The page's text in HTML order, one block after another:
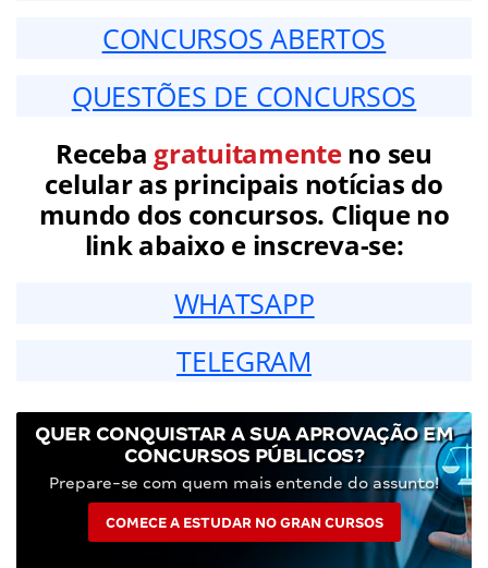
CONCURSOS ABERTOS
QUESTÕES DE CONCURSOS
Receba gratuitamenteno seu
celular as principais notícias do
mundo dos concursos. Clique no
link abaixo e inscreva-se:
WHATSAPP
TELEGRAM
QUER CONQUISTAR A SUA APROVAÇÃO EM
CONCURSOS PÚBLICOS?
Prepare-se com quem mais entende do assunto!
COMECE A ESTUDAR NO GRAN CURSOS